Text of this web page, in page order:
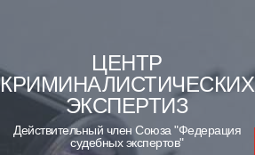
content
ЦЕНТР
КРИМИНАЛИСТИЧЕСКИХ
ЭКСПЕРТИЗ
Действительный член Союза "Федерация
судебных экспертов"